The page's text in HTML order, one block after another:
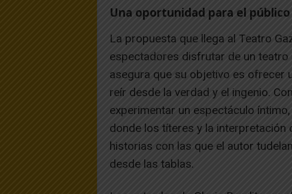
Una oportunidad para el
La propuesta que llega al Teatro
espectadores disfrutar de un
asegura que su objetivo es ofrecer
reír desde la verdad y el ingenio.
experimentar un espectáculo
donde los títeres y la
historias con las que el autor
desde las tablas.